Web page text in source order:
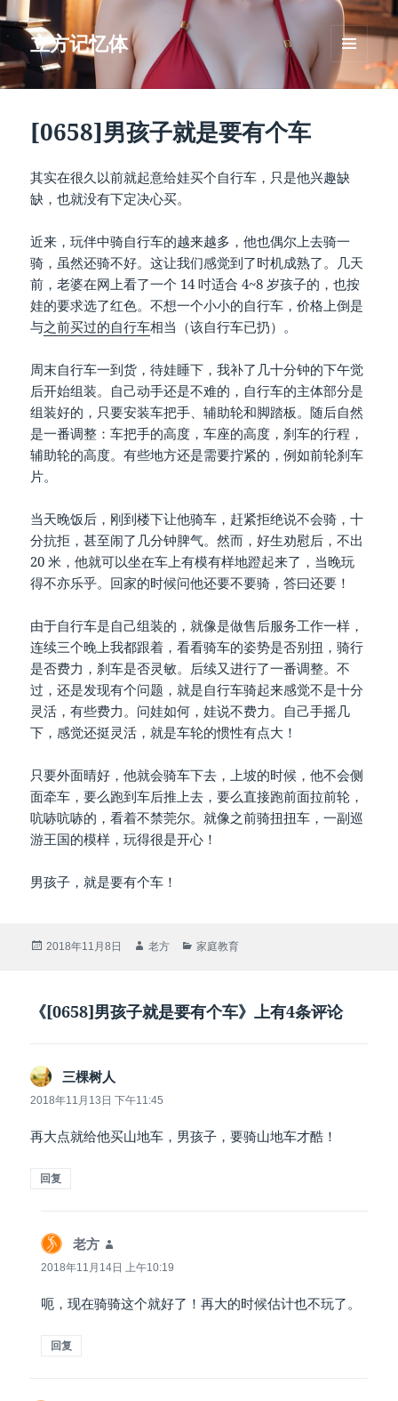
立方记忆体
菜单和
挂件
[0658]男孩子就是要有个车
其实在很久以前就起意给娃买个自行车，只是他兴趣缺
缺，也就没有下定决心买。
近来，玩伴中骑自行车的越来越多，他也偶尔上去骑一
骑，虽然还骑不好。这让我们感觉到了时机成熟了。几天
前，老婆在网上看了一个 14 吋适合 4~8 岁孩子的，也按
娃的要求选了红色。不想一个小小的自行车，价格上倒是
与之前买过的自行车相当（该自行车已扔）。
周末自行车一到货，待娃睡下，我补了几十分钟的下午觉
后开始组装。自己动手还是不难的，自行车的主体部分是
组装好的，只要安装车把手、辅助轮和脚踏板。随后自然
是一番调整：车把手的高度，车座的高度，刹车的行程，
辅助轮的高度。有些地方还是需要拧紧的，例如前轮刹车
片。
当天晚饭后，刚到楼下让他骑车，赶紧拒绝说不会骑，十
分抗拒，甚至闹了几分钟脾气。然而，好生劝慰后，不出
20 米，他就可以坐在车上有模有样地蹬起来了，当晚玩
得不亦乐乎。回家的时候问他还要不要骑，答曰还要！
由于自行车是自己组装的，就像是做售后服务工作一样，
连续三个晚上我都跟着，看看骑车的姿势是否别扭，骑行
是否费力，刹车是否灵敏。后续又进行了一番调整。不
过，还是发现有个问题，就是自行车骑起来感觉不是十分
灵活，有些费力。问娃如何，娃说不费力。自己手摇几
下，感觉还挺灵活，就是车轮的惯性有点大！
只要外面晴好，他就会骑车下去，上坡的时候，他不会侧
面牵车，要么跑到车后推上去，要么直接跑前面拉前轮，
吭哧吭哧的，看着不禁莞尔。就像之前骑扭扭车，一副巡
游王国的模样，玩得很是开心！
男孩子，就是要有个车！
发
2018年11月8日
作
老方
分
家庭教育
《[0658]男孩子就是要有个车》上有4条评论
三棵树人
道：
2018年11月13日 下午11:45
再大点就给他买山地车，男孩子，要骑山地车才酷！
回复
老方
道：
2018年11月14日 上午10:19
呃，现在骑骑这个就好了！再大的时候估计也不玩了。
回复